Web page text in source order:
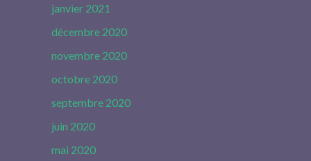
janvier 2021
décembre 2020
novembre 2020
octobre 2020
septembre 2020
juin 2020
mai 2020